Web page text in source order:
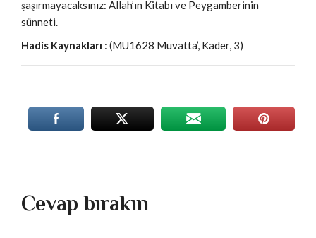
şaşırmayacaksınız: Allah’ın Kitabı ve Peygamberinin
sünneti.
Hadis Kaynakları : (MU1628 Muvatta’, Kader, 3)
Cevap bırakın